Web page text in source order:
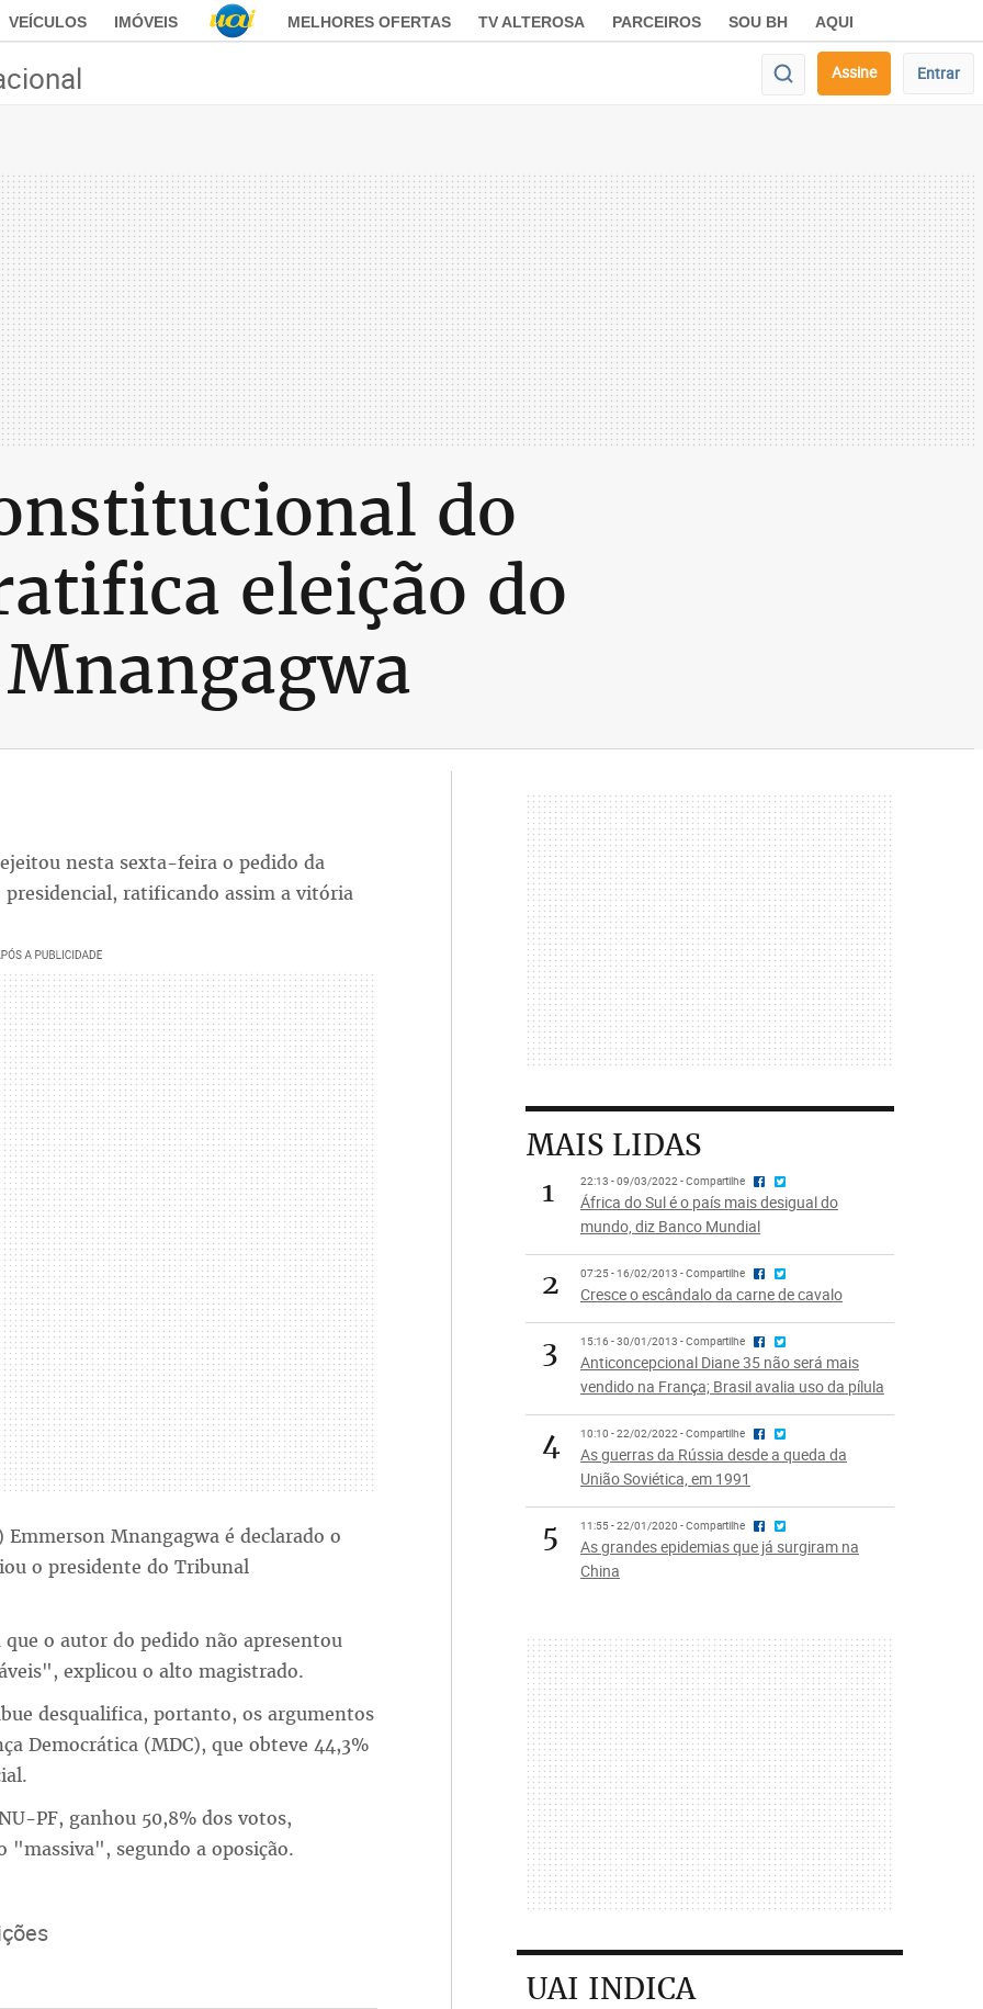
VEÍCULOS IMÓVEIS MELHORES OFERTAS TV ALTEROSA PARCEIROS SOU BH AQUI
Assine Entrar
do
eleição do
nesta sexta-feira o pedido da
presidencial, ratificando assim a vitória
Mnangagwa é declarado o
o presidente do Tribunal
o autor do pedido não apresentou
explicou o alto magistrado.
desqualifica, portanto, os argumentos
Democrática (MDC), que obteve 44,3%
PF, ganhou 50,8% dos votos,
"massiva", segundo a oposição.
MAIS LIDAS
1
22:13 - 09/03/2022 - Compartilhe
África do Sul é o país mais desigual do
mundo, diz Banco Mundial
2 07:25 - 16/02/2013 - Compartilhe
Cresce o escândalo da carne de cavalo
3 15:16 - 30/01/2013 - Compartilhe
Anticoncepcional Diane 35 não será mais
vendido na França; Brasil avalia uso da pílula
4 10:10 - 22/02/2022 - Compartilhe
As guerras da Rússia desde a queda da
União Soviética, em 1991
5 11:55 - 22/01/2020 - Compartilhe
As grandes epidemias que já surgiram na
China
UAI INDICA